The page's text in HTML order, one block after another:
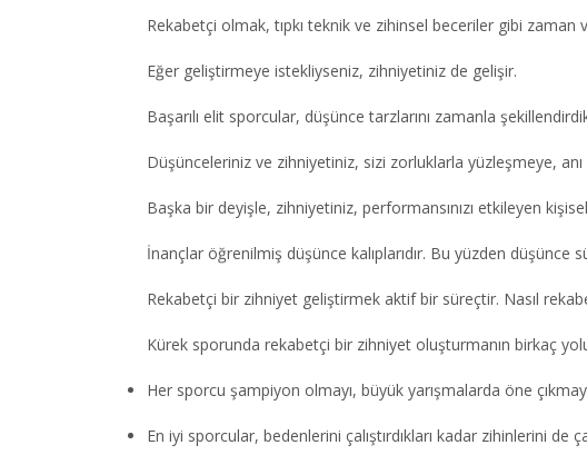
Rekabetçi olmak, tıpkı teknik ve zihinsel beceriler gibi
Eğer geliştirmeye istekliyseniz, zihniyetiniz de gelişir.
Başarılı elit sporcular, düşünce tarzlarını zamanla
Düşünceleriniz ve zihniyetiniz, sizi zorluklarla yüzleşmeye,
Başka bir deyişle, zihniyetiniz, performansınızı etkileyen
İnançlar öğrenilmiş düşünce kalıplarıdır. Bu yüzden
Rekabetçi bir zihniyet geliştirmek aktif bir süreçtir. Nasıl
Kürek sporunda rekabetçi bir zihniyet oluşturmanın birkaç
Her sporcu şampiyon olmayı, büyük yarışmalarda öne
En iyi sporcular, bedenlerini çalıştırdıkları kadar zihinlerini de